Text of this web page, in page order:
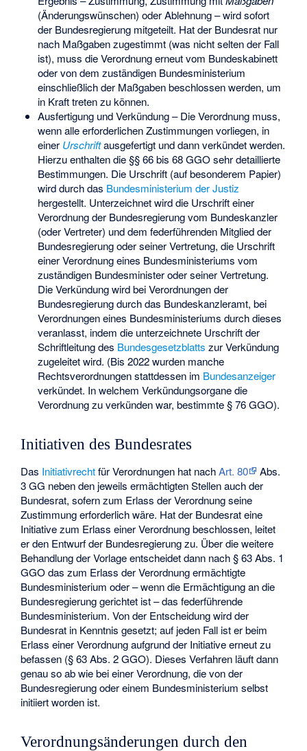
(Änderungswünschen) oder Ablehnung – wird sofort
der Bundesregierung mitgeteilt. Hat der Bundesrat nur
nach Maßgaben zugestimmt (was nicht selten der Fall
ist), muss die Verordnung erneut vom Bundeskabinett
oder von dem zuständigen Bundesministerium
einschließlich der Maßgaben beschlossen werden, um
in Kraft treten zu können.
Ausfertigung und Verkündung – Die Verordnung muss,
wenn alle erforderlichen Zustimmungen vorliegen, in
einer Urschriftausgefertigt und dann verkündet werden.
Hierzu enthalten die §§ 66 bis 68 GGO sehr detaillierte
Bestimmungen. Die Urschrift (auf besonderem Papier)
wird durch das Bundesministerium der Justiz
hergestellt. Unterzeichnet wird die Urschrift einer
Verordnung der Bundesregierung vom Bundeskanzler
(oder Vertreter) und dem federführenden Mitglied der
Bundesregierung oder seiner Vertretung, die Urschrift
einer Verordnung eines Bundesministeriums vom
zuständigen Bundesminister oder seiner Vertretung.
Die Verkündung wird bei Verordnungen der
Bundesregierung durch das Bundeskanzleramt, bei
Verordnungen eines Bundesministeriums durch dieses
veranlasst, indem die unterzeichnete Urschrift der
Schriftleitung des Bundesgesetzblatts zur Verkündung
zugeleitet wird. (Bis 2022 wurden manche
Rechtsverordnungen stattdessen im Bundesanzeiger
verkündet. In welchem Verkündungsorgane die
Verordnung zu verkünden war, bestimmte § 76 GGO).
Initiativen des Bundesrates
Das Initiativrechtfür Verordnungen hat nachArt. 80
Abs.
3 GG neben den jeweils ermächtigten Stellen auch der
Bundesrat, sofern zum Erlass der Verordnung seine
Zustimmung erforderlich wäre. Hat der Bundesrat eine
Initiative zum Erlass einer Verordnung beschlossen, leitet
er den Entwurf der Bundesregierung zu. Über die weitere
Behandlung der Vorlage entscheidet dann nach § 63 Abs. 1
GGO das zum Erlass der Verordnung ermächtigte
Bundesministerium oder – wenn die Ermächtigung an die
Bundesregierung gerichtet ist – das federführende
Bundesministerium. Von der Entscheidung wird der
Bundesrat in Kenntnis gesetzt; auf jeden Fall ist er beim
Erlass einer Verordnung aufgrund der Initiative erneut zu
befassen (§ 63 Abs. 2 GGO). Dieses Verfahren läuft dann
genau so ab wie bei einer Verordnung, die von der
Bundesregierung oder einem Bundesministerium selbst
initiiert worden ist.
Verordnungsänderungen durch den